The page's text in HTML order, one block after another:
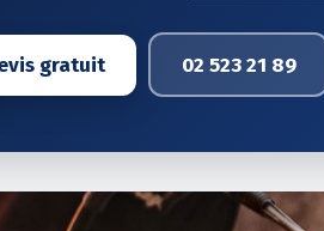
gratuit 02 523 21 89